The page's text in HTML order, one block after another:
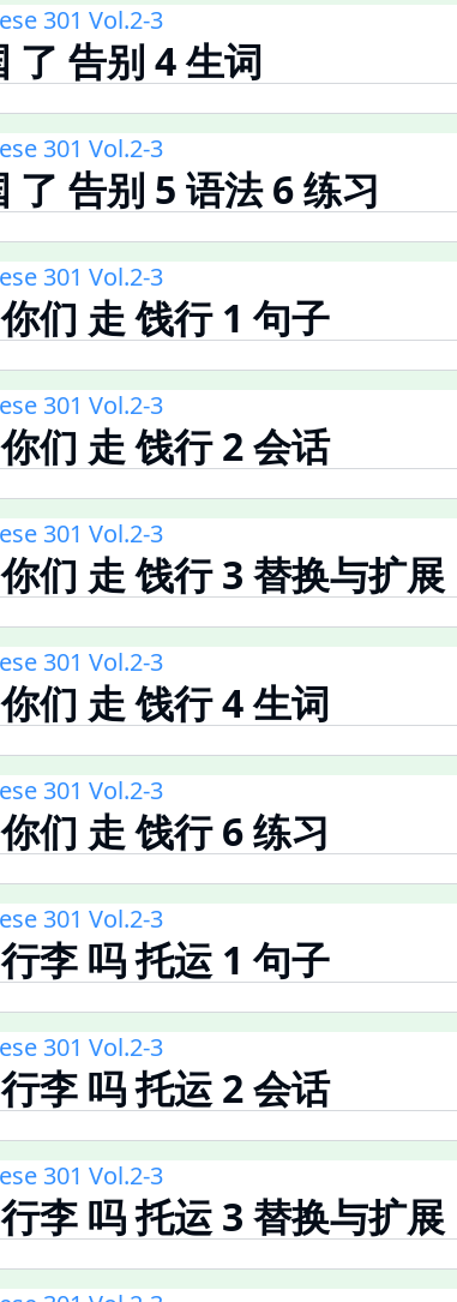
301 Vol.2-3
了 告别 4 生词
301 Vol.2-3
了 告别 5 语法 6 练习
301 Vol.2-3
们 走 饯行 1 句子
301 Vol.2-3
们 走 饯行 2 会话
301 Vol.2-3
们 走 饯行 3 替换与扩展
301 Vol.2-3
们 走 饯行 4 生词
301 Vol.2-3
们 走 饯行 6 练习
301 Vol.2-3
李 吗 托运 1 句子
301 Vol.2-3
李 吗 托运 2 会话
301 Vol.2-3
李 吗 托运 3 替换与扩展